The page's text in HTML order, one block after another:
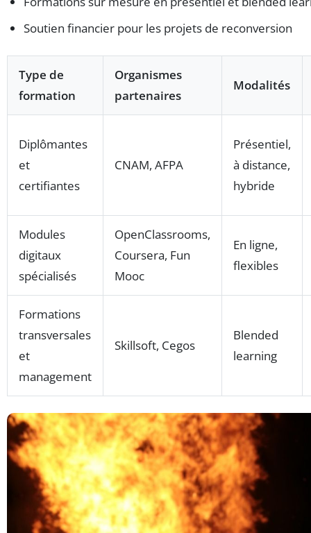
Soutien financier pour les projets de reconversion
Type de
formation
Organismes
partenaires
Modalités
Diplômantes
et
certifiantes
CNAM, AFPA
Présentiel,
à distance,
hybride
Modules
digitaux
spécialisés
OpenClassrooms,
Coursera, Fun
Mooc
En ligne,
flexibles
Formations
transversales
et
management
Skillsoft, Cegos
Blended
learning